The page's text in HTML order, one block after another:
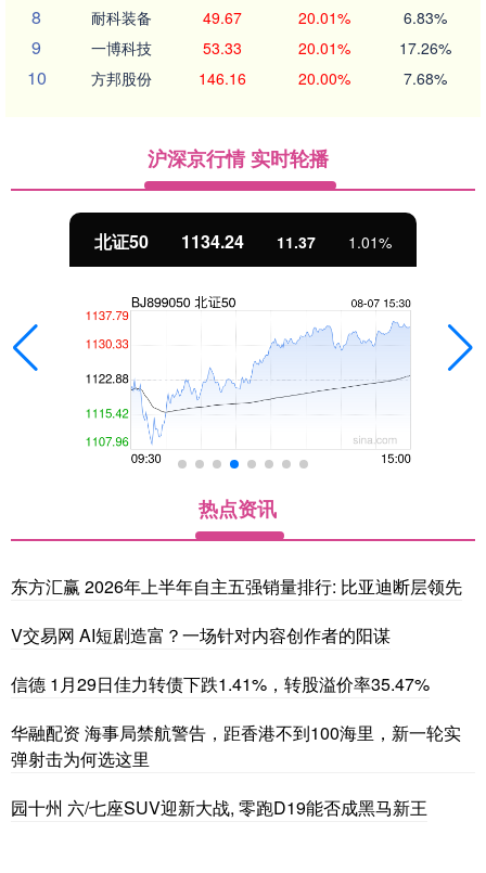
8 耐科装备 49.67 20.01% 6.83%
9 一博科技 53.33 20.01% 17.26%
10 方邦股份 146.16 20.00% 7.68%
沪深京行情 实时轮播
北证50 1134.24 11.37 1.01%
热点资讯
东方汇赢 2026年上半年自主五强销量排行: 比亚迪断层领先
V交易网 AI短剧造富？一场针对内容创作者的阳谋
信德 1月29日佳力转债下跌1.41%，转股溢价率35.47%
华融配资 海事局禁航警告，距香港不到100海里，新一轮实
弹射击为何选这里
园十州 六/七座SUV迎新大战, 零跑D19能否成黑马新王